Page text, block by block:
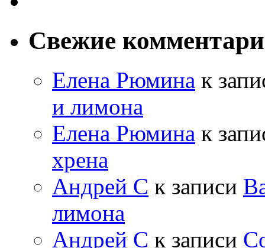
Свежие
Елена Рюмина к
и лимона
Елена Рюмина к
хрена
Андрей С к записи
лимона
Андрей С к записи